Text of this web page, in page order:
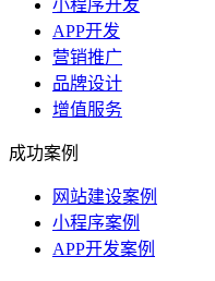
小程序开发
APP开发
营销推广
品牌设计
增值服务
成功案例
网站建设案例
小程序案例
APP开发案例